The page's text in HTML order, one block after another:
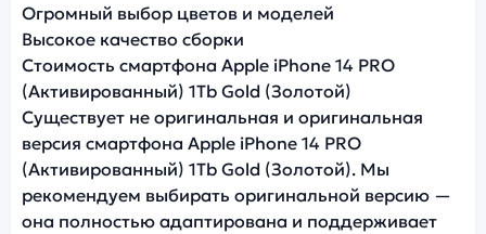
Огромный выбор цветов и моделей
Высокое качество сборки
Стоимость смартфона Apple iPhone 14 PRO
(Активированный) 1Tb Gold (Золотой)
Существует не оригинальная и оригинальная
версия смартфона Apple iPhone 14 PRO
(Активированный) 1Tb Gold (Золотой). Мы
рекомендуем выбирать оригинальной версию —
она полностью адаптирована и поддерживает